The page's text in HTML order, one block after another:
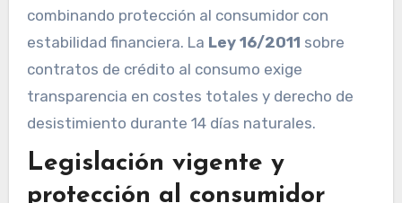
combinando protección al consumidor con
estabilidad financiera. La Ley 16/2011 sobre
contratos de crédito al consumo exige
transparencia en costes totales y derecho de
desistimiento durante 14 días naturales.
Legislación vigente y
protección al consumidor